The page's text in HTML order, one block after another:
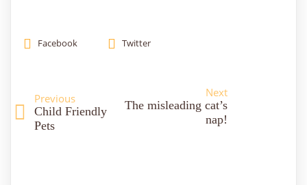
Facebook Twitter
Previous
Child Friendly
Pets
Next
The misleading cat’s
nap!